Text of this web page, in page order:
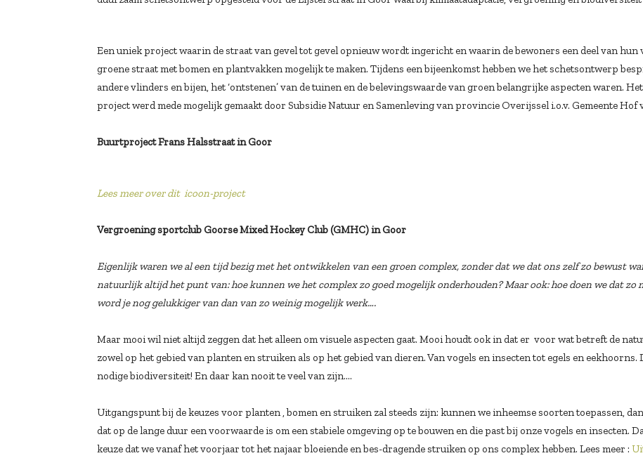
Een uniek project waarin de straat van gevel tot gevel opnieuw wordt ingericht en waarin de bewoners een deel van
groene straat met bomen en plantvakken mogelijk te maken. Tijdens een bijeenkomst hebben we het schetsontwerp
andere vlinders en bijen, het ‘ontstenen’ van de tuinen en de belevingswaarde van groen belangrijke aspecten waren.
project werd mede mogelijk gemaakt door Subsidie Natuur en Samenleving van provincie Overijssel i.o.v. Gemeente Hof
Buurtproject Frans Halsstraat in Goor
Lees meer over dit icoon-project
Vergroening sportclub Goorse Mixed Hockey Club (GMHC) in Goor
Eigenlijk waren we al een tijd bezig met het ontwikkelen van een groen complex, zonder dat we dat ons zelf zo bewust
natuurlijk altijd het punt van: hoe kunnen we het complex zo goed mogelijk onderhouden? Maar ook: hoe doen we dat
word je nog gelukkiger van dan van zo weinig mogelijk werk….
Maar mooi wil niet altijd zeggen dat het alleen om visuele aspecten gaat. Mooi houdt ook in dat er voor wat betreft de
zowel op het gebied van planten en struiken als op het gebied van dieren. Van vogels en insecten tot egels en
nodige biodiversiteit! En daar kan nooit te veel van zijn….
Uitgangspunt bij de keuzes voor planten , bomen en struiken zal steeds zijn: kunnen we inheemse soorten toepassen,
dat op de lange duur een voorwaarde is om een stabiele omgeving op te bouwen en die past bij onze vogels en insecten.
keuze dat we vanaf het voorjaar tot het najaar bloeiende en bes-dragende struiken op ons complex hebben. Lees meer :